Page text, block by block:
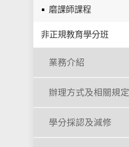
磨課師課程
非正規教育學分班
業務介紹
辦理方式及相關規定
學分採認及減修